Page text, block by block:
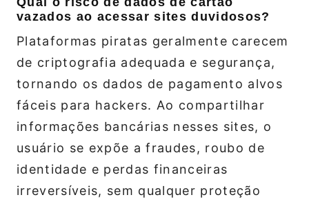
vazados ao acessar sites duvidosos?
Plataformas piratas geralmente carecem
de criptografia adequada e segurança,
tornando os dados de pagamento alvos
fáceis para hackers. Ao compartilhar
informações bancárias nesses sites, o
usuário se expõe a fraudes, roubo de
identidade e perdas financeiras
irreversíveis, sem qualquer proteção